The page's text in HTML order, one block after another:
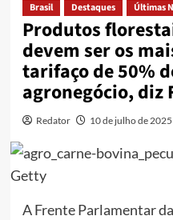
Brasil Destaques Últimas
Produtos
devem ser os
tarifaço de 50%
agronegócio, diz
Redator 10 de julho de 2025
A Frente Parlamentar